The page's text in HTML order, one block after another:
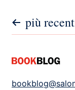
articoli
più